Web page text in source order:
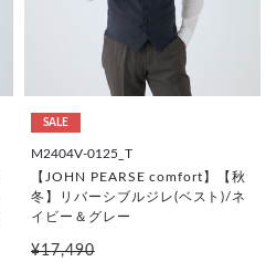
SALE
M2404V-0125_T
【JOHN PEARSE comfort】【秋
冬】リバーシブルジレ(ベスト)/ネ
イビー＆グレー
¥17,490